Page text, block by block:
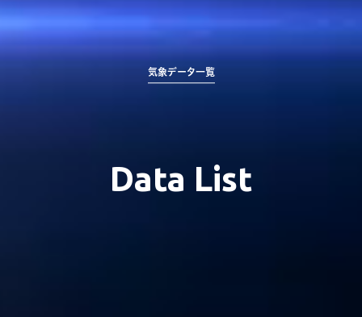
気象データ一覧
Data List